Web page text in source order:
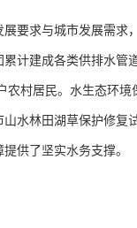
求与城市发展需求，
计建成各类供排水
农村居民。水生态环
水林田湖草保护修复
供了坚实水务支撑。